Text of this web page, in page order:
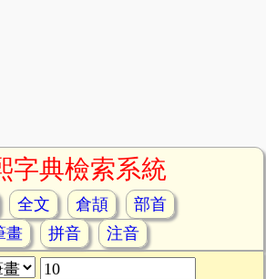
字典檢索系統
全文 倉頡
部首
畫
拼音
注音